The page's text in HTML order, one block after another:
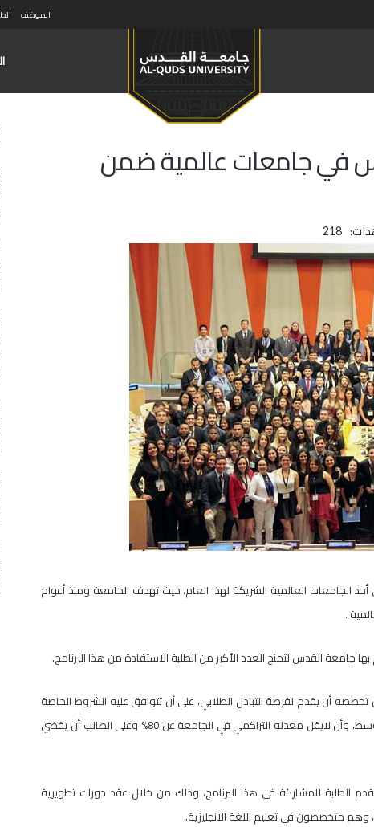
الموظف
في جامعات عالمية ضمن
218
فصل أكاديمي في أحد الجامعات العالمية الشريكة لهذا العام، حيث تهدف الجامعة ومنذ أعوام
.
جامعة القدس لتمنح العدد الأكبر من الطلبة الاستفادة من هذا البرنامج.
أن يقدم لفرصة التبادل الطلابي، على أن تتوافق عليه الشروط الخاصة
ببرنامج التبادل، كأن يمتلك مهارات باللغة الانجليزية بمستوى لا يقل عن المتوسط، وأن لايقل معدله التراكمي في الجامعة عن 80% وعلى الطالب أن يقضي
الطلبة للمشاركة في هذا البرنامج، وذلك من خلال عقد دورات تطويرية
وهم متخصصون في تعليم اللغة الانجليزية.